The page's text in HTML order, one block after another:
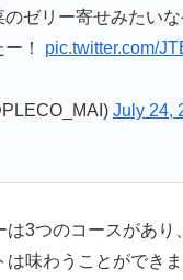
のゼリー寄せみたい
！ pic.twitter.com/
July 24,
は3つのコースがあり
は味わうことができ